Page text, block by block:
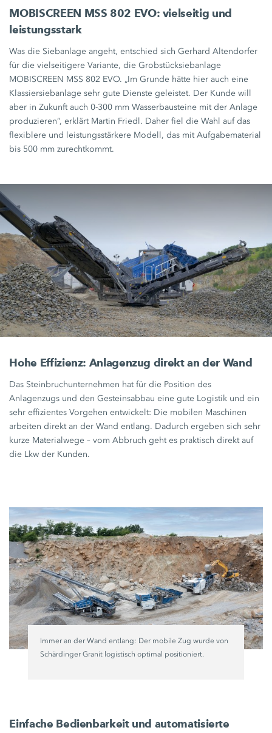
MOBISCREEN MSS 802 EVO: vielseitig und
leistungsstark
Was die Siebanlage angeht, entschied sich Gerhard Altendorfer
für die vielseitigere Variante, die Grobstücksiebanlage
MOBISCREEN MSS 802 EVO. „Im Grunde hätte hier auch eine
Klassiersiebanlage sehr gute Dienste geleistet. Der Kunde will
aber in Zukunft auch0-300 mm Wasserbausteine mit der Anlage
produzieren“, erklärt Martin Friedl. Daher fiel die Wahl auf das
flexiblere und leistungsstärkere Modell, das mit Aufgabematerial
bis 500 mm zurechtkommt.
Hohe Effizienz: Anlagenzug direkt an der Wand
Das Steinbruchunternehmen hat für die Position des
Anlagenzugs und den Gesteinsabbau eine gute Logistik und ein
sehr effizientes Vorgehen entwickelt: Die mobilen Maschinen
arbeiten direkt an der Wand entlang. Dadurch ergeben sich sehr
kurze Materialwege – vom Abbruch geht es praktisch direkt auf
die Lkw der Kunden.
Immer an der Wand entlang: Der mobile Zug wurde von
Schärdinger Granit logistisch optimal positioniert.
Einfache Bedienbarkeit und automatisierte